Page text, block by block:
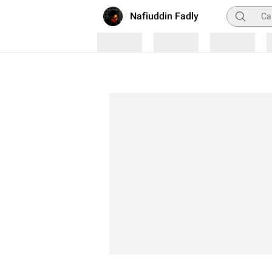
Nafiuddin Fadly Pencarian